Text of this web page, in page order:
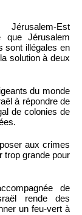
Est
que Jérusalem
sont illégales en
solution à deux
du monde
à répondre de
de colonies de
aux crimes
trop grande pour
de
rende des
un feu-vert à